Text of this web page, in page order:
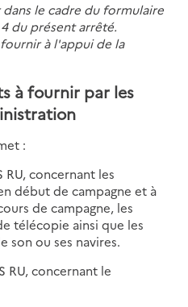
le cadre du formulaire
du présent arrêté.
à l'appui de la
à fournir par les
:
RU, concernant les
début de campagne et à
de campagne, les
télécopie ainsi que les
son ou ses navires.
RU, concernant le